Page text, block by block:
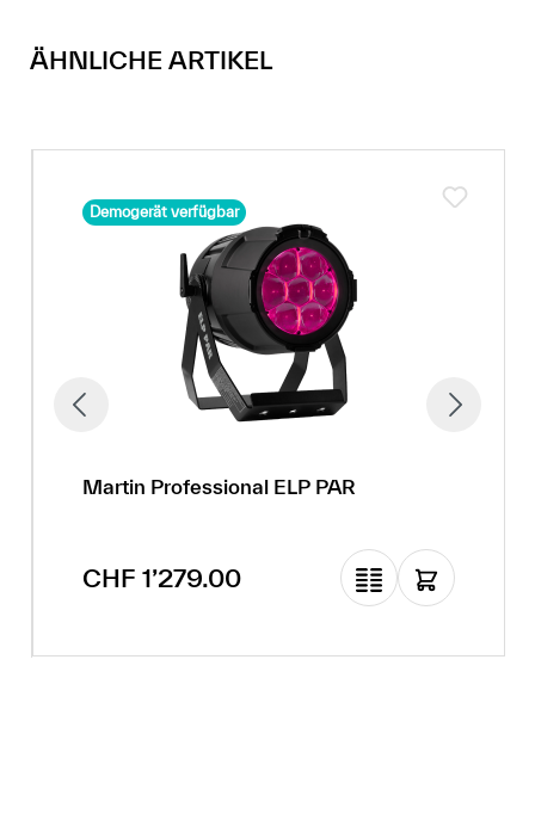
ÄHNLICHE ARTIKEL
Demogerät verfügbar
Martin Professional ELP PAR
Regulärer Preis:
CHF 1’279.00